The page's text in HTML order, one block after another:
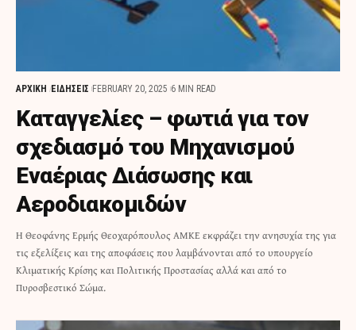
ΑΡΧΙΚΗ ΕΙΔΗΣΕΙΣ FEBRUARY 20, 2025 6 MIN READ
Καταγγελίες – φωτιά για τον
σχεδιασμό του Μηχανισμού
Εναέριας Διάσωσης και
Αεροδιακομιδών
Η Θεοφάνης Ερμής Θεοχαρόπουλος ΑΜΚΕ εκφράζει την ανησυχία της για
τις εξελίξεις και της αποφάσεις που λαμβάνονται από το υπουργείο
Κλιματικής Κρίσης και Πολιτικής Προστασίας αλλά και από το
Πυροσβεστικό Σώμα.